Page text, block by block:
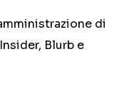
di
Blurb e